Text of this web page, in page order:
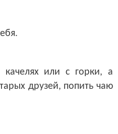
качелях или с горки, а
друзей, попить чаю